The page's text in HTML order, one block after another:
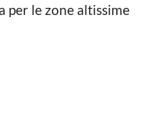
per le zone altissime